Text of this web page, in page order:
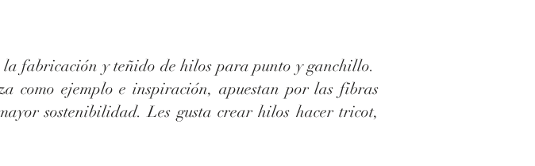
la fabricación y teñido de hilos para punto y ganchillo.
como ejemplo e inspiración, apuestan por las fibras
sostenibilidad. Les gusta crear hilos hacer tricot,